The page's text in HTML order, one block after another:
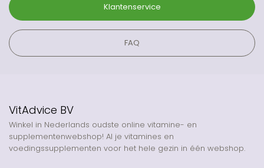
Klantenservice
FAQ
VitAdvice BV
Winkel in Nederlands oudste online vitamine- en
supplementenwebshop! Al je vitamines en
voedingssupplementen voor het hele gezin in één webshop.